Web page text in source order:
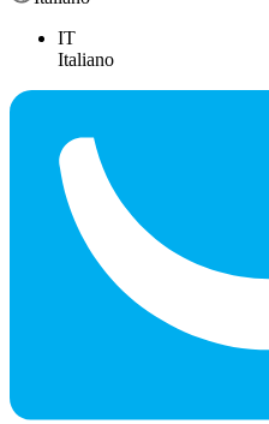
IT
Italiano